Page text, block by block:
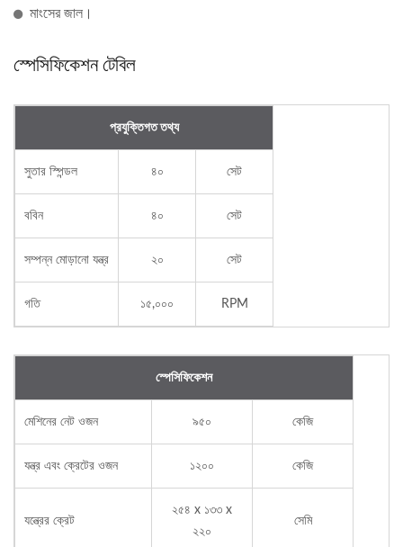
মাংসের জাল।
স্পেসিফিকেশন টেবিল
প্রযুক্তিগত তথ্য
সুতার স্পিন্ডল ৪০ সেট
ববিন ৪০ সেট
সম্পন্ন মোড়ানো যন্ত্র ২০ সেট
গতি ১৫,০০০ RPM
স্পেসিফিকেশন
মেশিনের নেট ওজন ৯৫০ কেজি
যন্ত্র এবং ক্রেটের ওজন ১২০০ কেজি
যন্ত্রের ক্রেট
২৫৪ x ১৩৩ x
২২০
সেমি